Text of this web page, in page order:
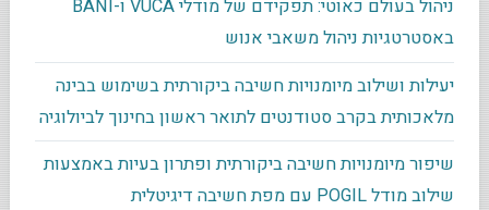
ניהול בעולם כאוטי: תפקידם של מודלי VUCA ו-BANI
באסטרטגיות ניהול משאבי אנוש
יעילות ושילוב מיומנויות חשיבה ביקורתית בשימוש בבינה
מלאכותית בקרב סטודנטים לתואר ראשון בחינוך לביולוגיה
שיפור מיומנויות חשיבה ביקורתית ופתרון בעיות באמצעות
שילוב מודל POGIL עם מפת חשיבה דיגיטלית